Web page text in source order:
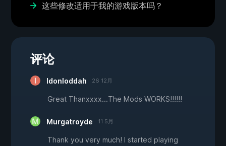
这些修改适用于我的游戏版本吗？
评论
Idonloddah 26 12月
Great Thanxxxx...The Mods WORKS!!!!!!
Murgatroyde 11 5月
Thank you very much! I started playing